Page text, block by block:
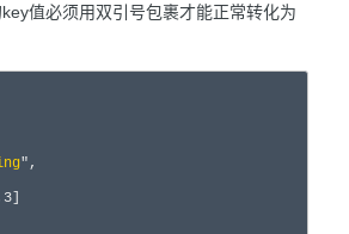
值必须用双引号包裹才能正常转化为
",